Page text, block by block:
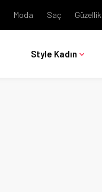
Moda Saç Güzellik
Style Kadın